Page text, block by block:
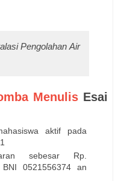
Pengolahan Air
Menulis Esai
aktif pada
sebesar Rp.
0521556374 an